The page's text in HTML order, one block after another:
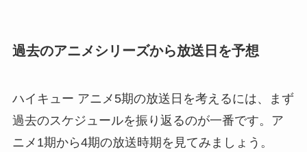
過去のアニメシリーズから放送日を予想
ハイキュー アニメ5期の放送日を考えるには、まず
過去のスケジュールを振り返るのが一番です。ア
ニメ1期から4期の放送時期を見てみましょう。